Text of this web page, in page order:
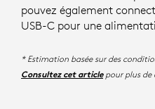
pouvez également
USB-C pour une
* Estimation basée sur des
Consultez cet articlepour plus de